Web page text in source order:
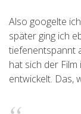
Also googelte
später ging ich
tiefenentspannt
hat sich der
entwickelt. Das,